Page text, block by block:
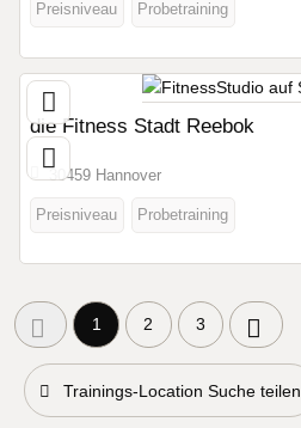
Preisniveau Probetraining
die Fitness Stadt Reebok
30459 Hannover
Preisniveau Probetraining
1 2 3
Trainings-Location Suche teilen